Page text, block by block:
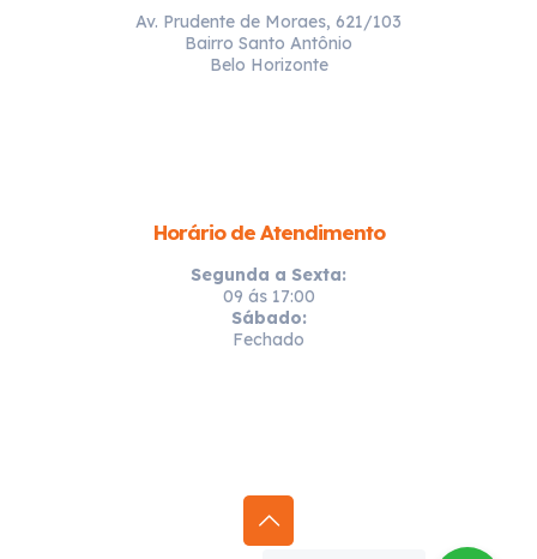
Av. Prudente de Moraes, 621/103
Bairro Santo Antônio
Belo Horizonte
Horário de Atendimento
Segunda a Sexta:
09 ás 17:00
Sábado:
Fechado